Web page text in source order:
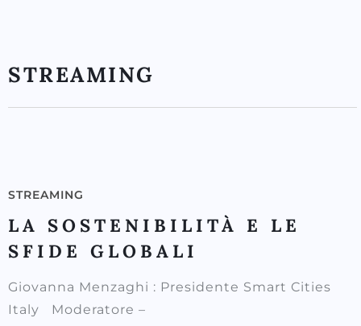
STREAMING
STREAMING
LA SOSTENIBILITÀ E LE
SFIDE GLOBALI
Giovanna Menzaghi : Presidente Smart Cities
Italy Moderatore –